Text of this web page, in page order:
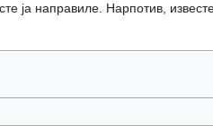
ја направиле. Нарпотив,